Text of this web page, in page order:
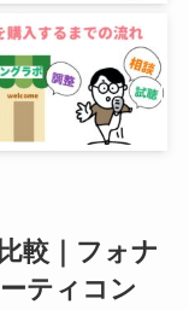
較｜フォナ
ティコン